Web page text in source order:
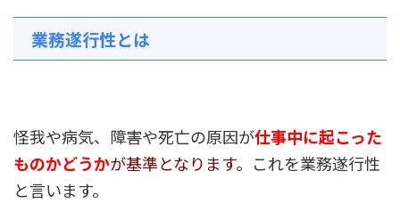
業務遂行性とは
怪我や病気、障害や死亡の原因が仕事中に起こった
ものかどうかが基準となります。 これを業務遂行性
と言います。